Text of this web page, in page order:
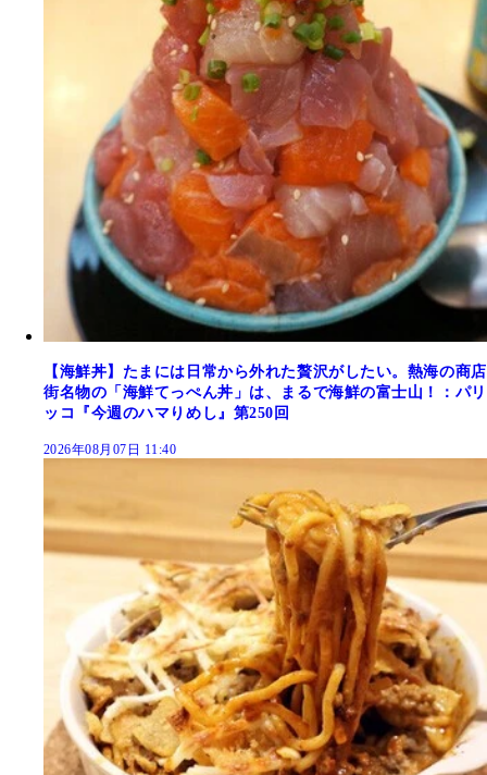
【海鮮丼】たまには日常から外れた贅沢がしたい。熱海の商店
街名物の「海鮮てっぺん丼」は、まるで海鮮の富士山！：パリ
ッコ『今週のハマりめし』第250回
2026年08月07日 11:40